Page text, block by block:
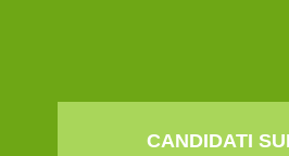
CANDIDATI